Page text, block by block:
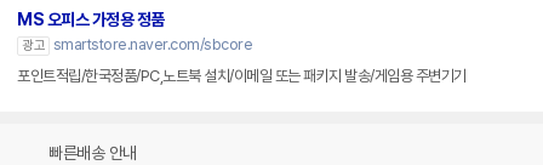
MS 오피스 가정용 정품
광고 smartstore.naver.com/sbcore
포인트적립/한국정품/PC,노트북 설치/이메일 또는 패키지 발송/게임용 주변기기
빠른배송 안내